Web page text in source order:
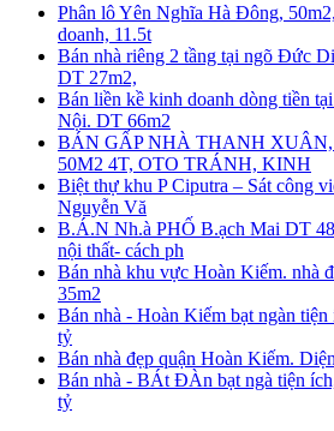
Phân lô Yên Nghĩa Hà Đông,
doanh, 11.5t
Bán nhà riêng 2 tầng tại ngõ Đức
DT 27m2,
Bán liền kề kinh doanh dòng tiền
Nội. DT 66m2
BÁN GẤP NHÀ THANH
50M2 4T, OTO TRÁNH, KINH
Biệt thự khu P Ciputra – Sát công
Nguyễn Vă
B.Á.N Nh.à PHỐ B.ạch Mai DT
nội thất- cách ph
Bán nhà khu vực Hoàn Kiếm. nhà
35m2
Bán nhà - Hoàn Kiếm bạt ngàn
tỷ
Bán nhà đẹp quận Hoàn Kiếm.
Bán nhà - BÁt ĐÀn bạt ngà tiện
tỷ